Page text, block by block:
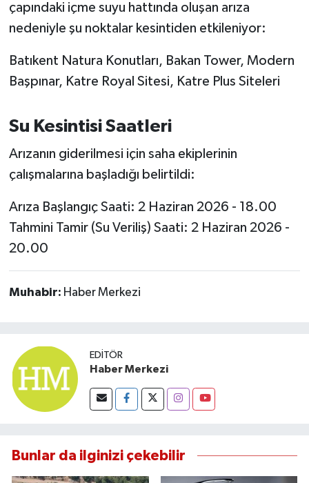
çapındaki içme suyu hattında oluşan arıza
nedeniyle şu noktalar kesintiden etkileniyor:
Batıkent Natura Konutları, Bakan Tower, Modern
Başpınar, Katre Royal Sitesi, Katre Plus Siteleri
Su Kesintisi Saatleri
Arızanın giderilmesi için saha ekiplerinin
çalışmalarına başladığı belirtildi:
Arıza Başlangıç Saati: 2 Haziran 2026 - 18.00
Tahmini Tamir (Su Veriliş) Saati: 2 Haziran 2026 -
20.00
Muhabir: Haber Merkezi
EDITÖR
Haber Merkezi
Bunlar da ilginizi çekebilir
OLAY
Resmi İlanlar
SAĞLIK
Savaştepe
SİYASET
SPOR
Susurluk
TARİHTE BUGÜN